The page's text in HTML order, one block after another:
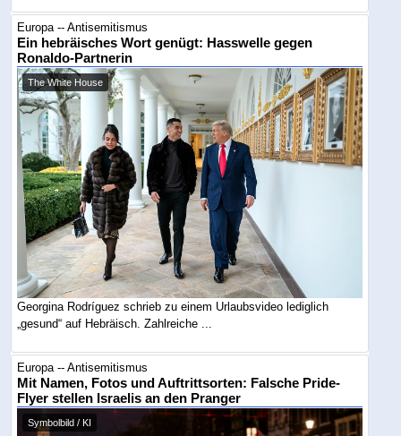
Europa -- Antisemitismus
Ein hebräisches Wort genügt: Hasswelle gegen
Ronaldo-Partnerin
The White House
Georgina Rodríguez schrieb zu einem Urlaubsvideo lediglich
„gesund“ auf Hebräisch. Zahlreiche ...
Europa -- Antisemitismus
Mit Namen, Fotos und Auftrittsorten: Falsche Pride-
Flyer stellen Israelis an den Pranger
Symbolbild / KI